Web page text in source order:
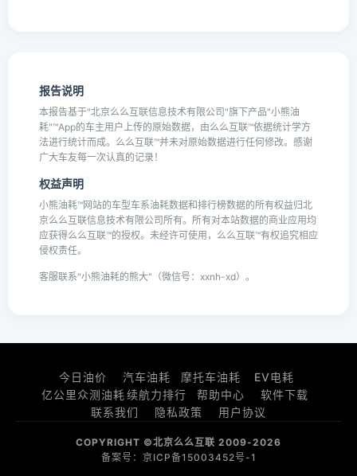
报告说明
本报告基于"北京么么互联信息技术有限公司"旗下产品"小熊油
耗"™App的车主用户上传的原始数据，由么么互联™依据统计学方
法进行统计而成。么么互联™并未对原始数据进行任何修改。感谢
广大车友每一次认真的记录！
权益声明
小熊油耗™网站的车型车系油耗数据和排行榜数据的所有权益归北
京么么互联信息技术有限公司所有。所有对本站数据的商业应用均
应获得么么互联™的授权。未经许可使用，么么互联™有权追究相应
侵权责任。
客服联系"小熊油耗的熊大"（微信号：xxnh-xd）。
今日油价 汽车油耗 摩托车油耗
EV电耗
亿公里众测油耗续航力排行 帮助中心
软件下载
联系我们
隐私政策 用户协议
COPYRIGHT ©北京么么互联 2009-2026
备案号：京ICP备15003452号-1